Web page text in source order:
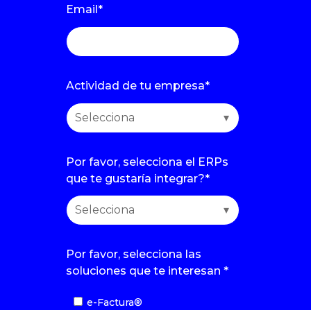
Email *
Actividad de tu empresa*
Por favor, selecciona el ERPs
que te gustaría integrar?*
Por favor, selecciona las
soluciones que te interesan *
e-Factura®